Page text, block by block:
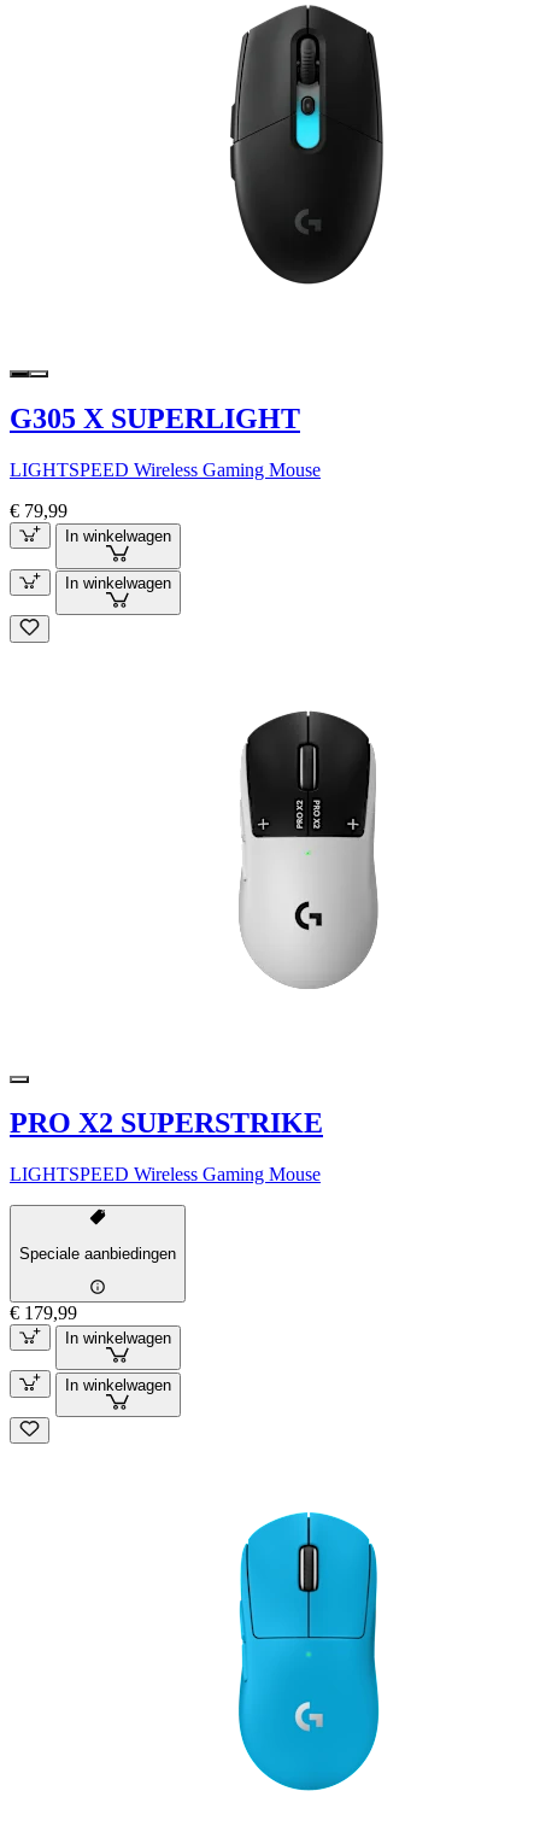
G305 X SUPERLIGHT
LIGHTSPEED Wireless Gaming Mouse
€ 79,99
In winkelwagen
In winkelwagen
PRO X2 SUPERSTRIKE
LIGHTSPEED Wireless Gaming Mouse
Speciale aanbiedingen
€ 179,99
In winkelwagen
In winkelwagen